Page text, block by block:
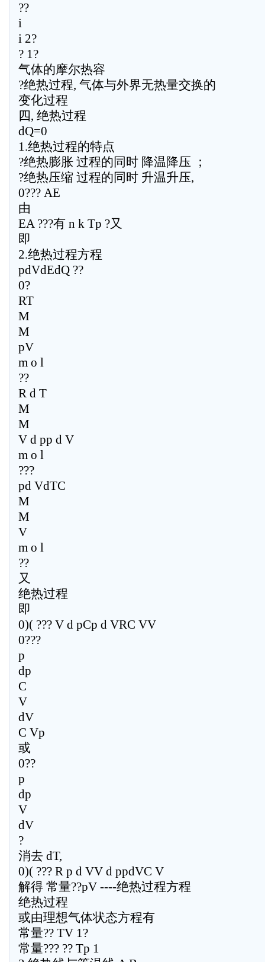
??
i
i 2?
? 1?
气体的摩尔热容
?绝热过程, 气体与外界无热量交换的
变化过程
四, 绝热过程
dQ=0
1.绝热过程的特点
?绝热膨胀 过程的同时 降温降压 ；
?绝热压缩 过程的同时 升温升压,
0??? AE
由
EA ???有 n k Tp ?又
即
2.绝热过程方程
pdVdEdQ ??
0?
RT
M
M
pV
m o l
??
R d T
M
M
V d pp d V
m o l
???
pd VdTC
M
M
V
m o l
??
又
绝热过程
即
0)( ??? V d pCp d VRC VV
0???
p
dp
C
V
dV
C Vp
或
0??
p
dp
V
dV
?
消去 dT,
0)( ??? R p d VV d ppdVC V
解得 常量??pV ----绝热过程方程
绝热过程
或由理想气体状态方程有
常量?? TV 1?
常量??? ?? Tp 1